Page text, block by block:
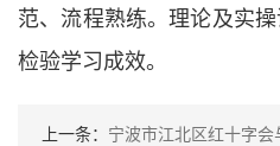
范、流程熟练。理论及实
检验学习成效。
上一条： 宁波市江北区红十字